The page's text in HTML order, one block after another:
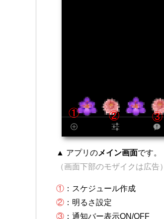
▲ アプリのメイン画面です。
（画面下部のモザイクは広告）
① ：スケジュール作成
② ：明るさ設定
③ ：通知バー表示ON/OFF